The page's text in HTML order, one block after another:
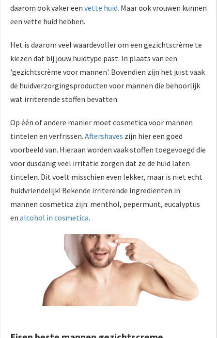
daarom ook vaker een vette huid. Maar ook vrouwen kunnen
een vette huid hebben.
Het is daarom veel waardevoller om een gezichtscrème te
kiezen dat bij jouw huidtype past. In plaats van een
'gezichtscrème voor mannen'. Bovendien zijn het juist vaak
de huidverzorgingsproducten voor mannen die behoorlijk
wat irriterende stoffen bevatten.
Op één of andere manier moet cosmetica voor mannen
tintelen en verfrissen. Aftershaves zijn hier een goed
voorbeeld van. Hieraan worden vaak stoffen toegevoegd die
voor dusdanig veel irritatie zorgen dat ze de huid laten
tintelen. Dit voelt misschien even lekker, maar is niet echt
huidvriendelijk! Bekende irriterende ingrediënten in
mannen cosmetica zijn: menthol, pepermunt, eucalyptus
en alcohol in cosmetica.